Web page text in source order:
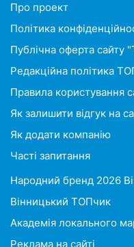
Про проект
Політика
Публічна оферта сайту
Редакційна політика
Правила користування
Як залишити відгук на
Як додати компанію
Часті запитання
Народний бренд 2026
Вінницький ТОПчик
Академія локального
Реклама на сайті